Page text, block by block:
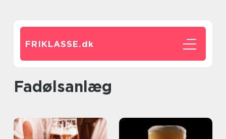
FRIKLASSE.dk
fadølsanlæg